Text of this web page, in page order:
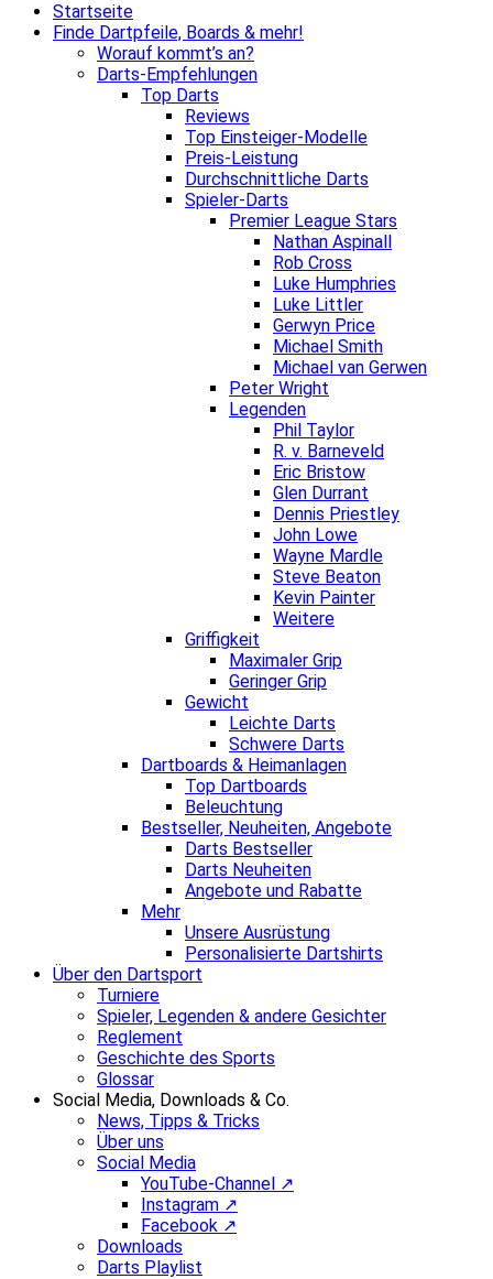
Startseite
Finde Dartpfeile, Boards & mehr!
Worauf kommt’s an?
Darts-Empfehlungen
Top Darts
Reviews
Top Einsteiger-Modelle
Preis-Leistung
Durchschnittliche Darts
Spieler-Darts
Premier League Stars
Nathan Aspinall
Rob Cross
Luke Humphries
Luke Littler
Gerwyn Price
Michael Smith
Michael van Gerwen
Peter Wright
Legenden
Phil Taylor
R. v. Barneveld
Eric Bristow
Glen Durrant
Dennis Priestley
John Lowe
Wayne Mardle
Steve Beaton
Kevin Painter
Weitere
Griffigkeit
Maximaler Grip
Geringer Grip
Gewicht
Leichte Darts
Schwere Darts
Dartboards & Heimanlagen
Top Dartboards
Beleuchtung
Bestseller, Neuheiten, Angebote
Darts Bestseller
Darts Neuheiten
Angebote und Rabatte
Mehr
Unsere Ausrüstung
Personalisierte Dartshirts
Über den Dartsport
Turniere
Spieler, Legenden & andere Gesichter
Reglement
Geschichte des Sports
Glossar
Social Media, Downloads & Co.
News, Tipps & Tricks
Über uns
Social Media
YouTube-Channel ↗
Instagram ↗
Facebook ↗
Downloads
Darts Playlist